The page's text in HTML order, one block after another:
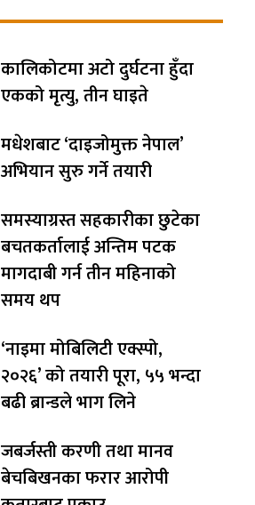
कालिकोटमा अटो दुर्घटना हुँदा
एकको मृत्यु, तीन घाइते
मधेशबाट ‘दाइजोमुक्त नेपाल’
अभियान सुरु गर्ने तयारी
समस्याग्रस्त सहकारीका छुटेका
बचतकर्तालाई अन्तिम पटक
मागदाबी गर्न तीन महिनाको
समय थप
‘नाइमा मोबिलिटी एक्स्पो,
२०२६’ को तयारी पूरा, ५५ भन्दा
बढी ब्रान्डले भाग लिने
जबर्जस्ती करणी तथा मानव
बेचबिखनका फरार आरोपी